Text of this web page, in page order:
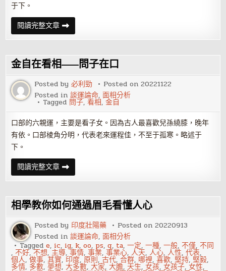
于下。
閱讀完整文章金
自
在
相
——
問
智
在
眉
金自在看相——問子在口
Posted by必利勁 Posted on20221122
Posted in談運論命,面相分析
Tagged 問子,看相,金自
口部的六親運，主要是看子女。因為古人最喜歡兒孫繞膝，晚年
有依。口部棱角分明，代表老來運程佳，不至于孤寒。略述于
下。
閱讀完整文章金
自
在
相
——
問
子
在
口
相學教你如何通過眉毛看懂人心
Posted by 印度壯陽藥 Posted on20220913
Posted in談運論命,面相分析
Taggede, ic, ig, k,oo, ps,q, ta,一定,一種,一般,不僅,不同
,不好,不想,主導,事情,事業,事業心,人天,人心,人性,代表,
個人,做事,其實, 印度,原則,古代,合群, 哪裡,喜歡,堅持,堅毅,
多情, 多數,夢想,大多數,大家,大膽, 天生,女孩,女孩子,女性,